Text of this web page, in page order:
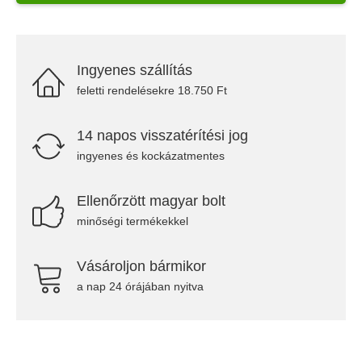
Ingyenes szállítás
feletti rendelésekre 18.750 Ft
14 napos visszatérítési jog
ingyenes és kockázatmentes
Ellenőrzött magyar bolt
minőségi termékekkel
Vásároljon bármikor
a nap 24 órájában nyitva